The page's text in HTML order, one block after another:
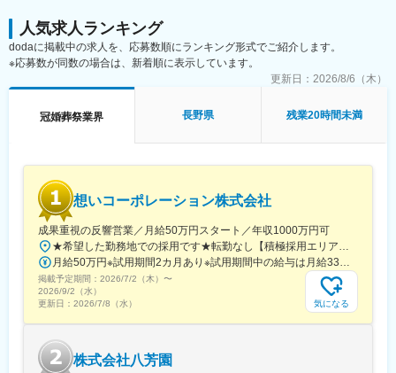
仕事とプライベートや家庭の両立が出来るよう、定時退社を推奨
しています。その為社員のほとんどが18:30には退社しています！
(3)定年後も働ける会社
70歳まで待遇変わらずに再雇用しているので、定年後も長く働け
す。
■英語スキルが生かせる◎
未経験であっても英語力を活かしたい方であれば活躍できる環境
≪資格手当（ＴＯＥＩＣ）≫
・７５０点以上：２万円
■扉グループの魅力・特徴
当社は『Sense of Place（その土地の感覚が味わえるウェルネス
リゾート）』をコンセプトに、旅館・ホテル・レストラン・ウエ
ディング・古民家宿泊・福祉事業所などを展開しております。
・1931年～の歴史ある「扉温泉・明神館」や、松本の歴史的な名
門商家をリノベーションし、日本料理やフレンチが楽しめる「レ
ストランヒカリヤ」、松本城に最も近くて登録有形文化財の旧第
一勧業銀行を改装した「松本丸の内ホテル」など（『明神館』や
・その他、その土地ならではの雰囲気や特徴を生かして、里山の
伝統や自然を体験できるの古民家宿泊施設や、歴史ある空間で結
は固定手当を含めた表記です。
人気求人ランキング
dodaに掲載中の求人を、応募数順にランキング形式でご紹介します。
※応募数が同数の場合は、新着順に表示しています。
更新日： 2026/8/6（木）
冠婚葬祭業界 長野県 残業20時間未満
想いコーポレーション株式会社
成果重視の反響営業／月給50万円スタート／年収1000万円可
★希望した勤務地での採用です★転勤なし【積極採用エリア】巣鴨本部（本社）立川支部愛知支部大阪支部広島支部岡山支部栃木支部静岡支部【その他採用エリア】北海道、青森、秋田、岩手、宮城、山形、福島、茨城、群馬、埼玉、千葉、神奈川、新潟、富山、石川、福井、岐阜、長野、山梨、三重、滋賀、京都、兵庫、奈良、和歌山、鳥取、島根、山口、徳島、香川、愛媛、高知、福岡、佐賀、長崎、熊本、大分、宮崎、鹿児島、沖縄※勤務地の詳細は当社ホームページをご参照ください。
月給50万円※試用期間2カ月あり※試用期間中の給与は月給33万円です。※いずれも固定残業代（月40時間分・7万5,000 円）を含み、超過分は別途支給します。【キャリアごとの月給イメージ】・月給50万円～：一般社員・月給80万円～：マネージャー候補3カ月間の売上成績に応じて、その後3カ月間の給与にインセンティブが上乗せされる仕組みです。（例1～3月の成績が、4～6月の給与に加算）中には、月30万円のインセンティブを手にする社員もいます。反響営業とはいえ、当社では、成果に見合う待遇を明確に用意しています。
掲載予定期間： 2026/7/2（木） 〜
2026/9/2（水）
更新日： 2026/7/8（水） 気になる
株式会社八芳園